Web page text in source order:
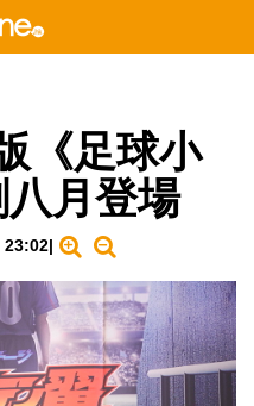
《足球小
月登場
23:02|